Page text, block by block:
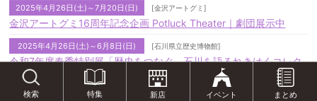
2025年4月26日(土)～7月20日(日) [金沢アートグミ]
金沢アートグミ16周年記念企画 Potluck Theater｜劇団展示中
2025年4月26日(土)～6月8日(日) [石川県立歴史博物館]
令和7年度春季特別展「歴史をつなぐ―石川を語るれきはくコレク
ション―」
検索 特集 新店 イベント まとめ